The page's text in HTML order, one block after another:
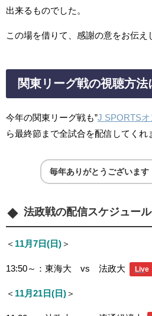
出来るものでした。
この場を借りて、感謝の意をお伝え
関東リーグ戦の視聴方法
今年の関東リーグ戦も”J SPORTSオ
ら最終節まで全試合を配信してくれ
毎年ありがとうございます
法政戦の配信スケジュール
＜ 11月7日(日) ＞
13:50～：東海大 vs 法政大 Live
＜ 11月21日(日) ＞